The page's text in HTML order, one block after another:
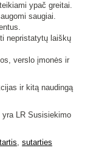
ypač greitai.
saugiai.
nepristatytų laiškų
verslo įmonės ir
ir kitą naudingą
LR Susisiekimo
, sutarties